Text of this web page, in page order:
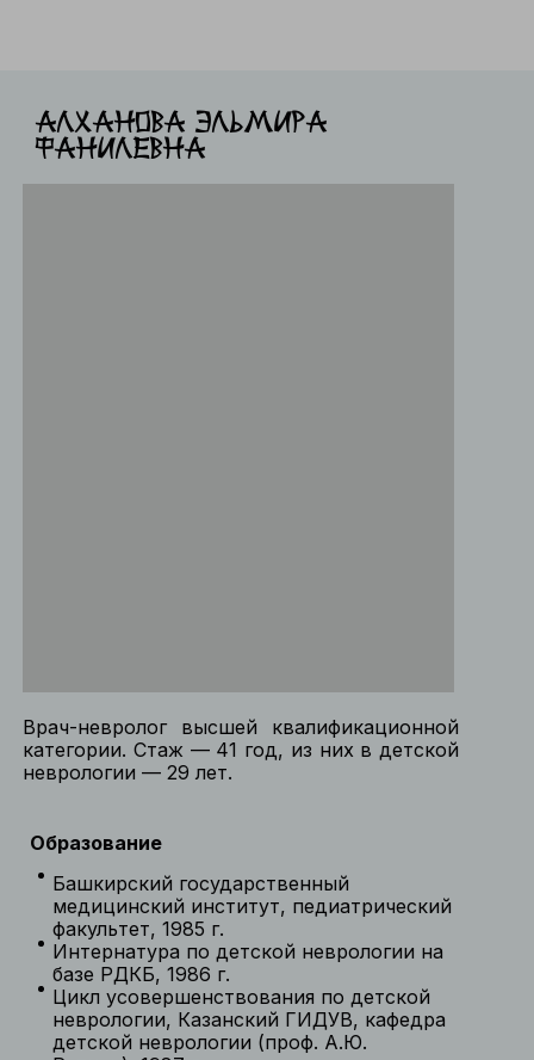
Образование
Башкирский государственный
медицинский институт, педиатрический
факультет, 1985 г.
Интернатура по детской неврологии на
базе РДКБ, 1986 г.
Цикл усовершенствования по детской
неврологии, Казанский ГИДУВ, кафедра
детской неврологии (проф. А.Ю.
Врач-невролог высшей квалификационной
категории. Стаж — 41 год, из них в детской
неврологии — 29 лет.
Алханова Эльмира
фанилевна